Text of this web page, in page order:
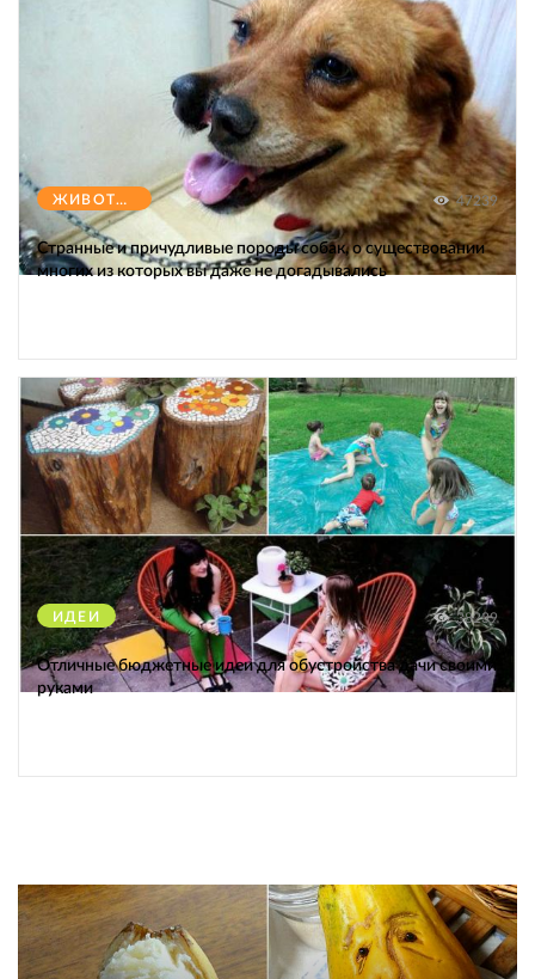
ЖИВОТНЫЕ 47239
Странные и причудливые породы собак, о существовании
многих из которых вы даже не догадывались
ИДЕИ 38239
Отличные бюджетные идеи для обустройства дачи своими
руками